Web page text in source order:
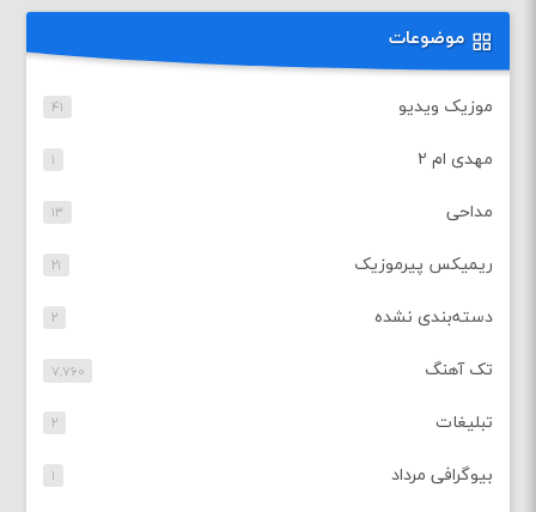
موضوعات
موزیک ویدیو ۴۱
مهدی ام ۲ ۱
مداحی ۱۳
ریمیکس پیرموزیک ۲۱
دسته‌بندی نشده ۲
تک آهنگ ۷,۷۶۰
تبلیغات ۲
بیوگرافی مرداد ۱